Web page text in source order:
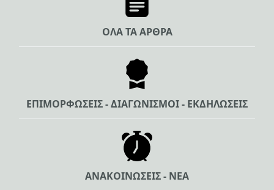
ΟΛΑ ΤΑ ΑΡΘΡΑ
ΕΠΙΜΟΡΦΩΣΕΙΣ - ΔΙΑΓΩΝΙΣΜΟΙ - ΕΚΔΗΛΩΣΕΙΣ
ΑΝΑΚΟΙΝΩΣΕΙΣ - ΝΕΑ